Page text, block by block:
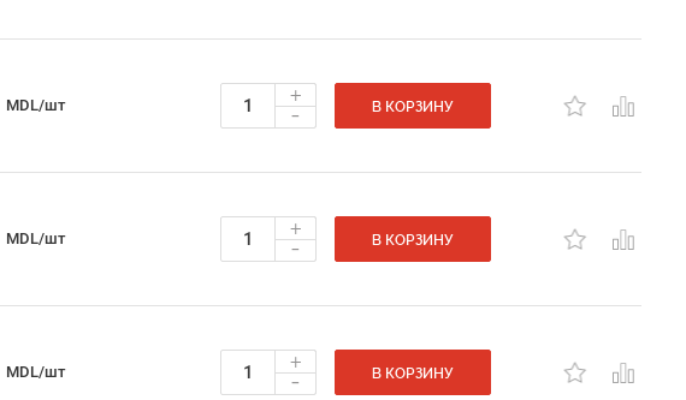
MDL/шт +
- В КОРЗИНУ
MDL/шт +
- В КОРЗИНУ
MDL/шт +
- В КОРЗИНУ